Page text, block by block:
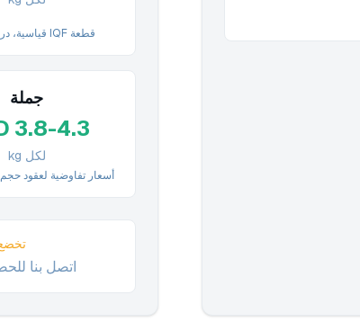
قطعة IQF قياسية، درجة تجارية
جملة
3.8-4.3
لكل kg
أسعار تفاوضية لعقود
اتصل بنا